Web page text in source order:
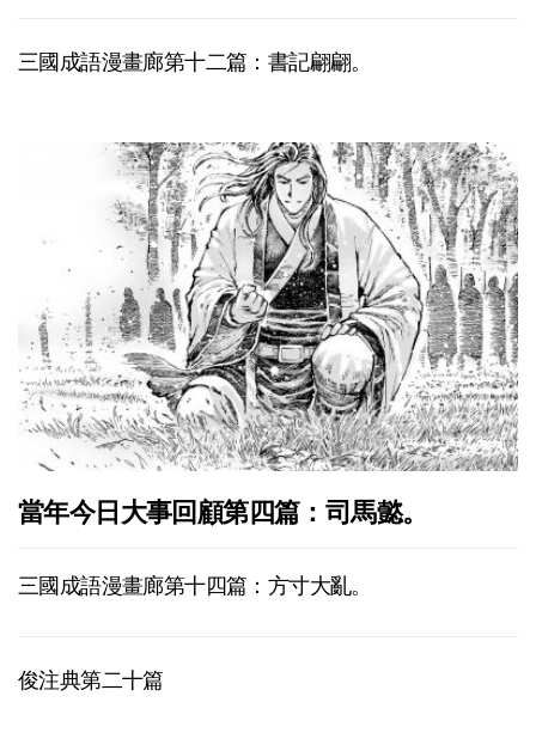
三國成語漫畫廊第十二篇：書記翩翩。
當年今日大事回顧第四篇：司馬懿。
三國成語漫畫廊第十四篇：方寸大亂。
俊注典第二十篇